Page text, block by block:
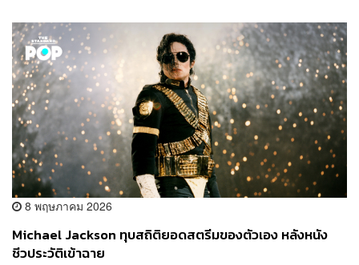
8 พฤษภาคม 2026
Michael Jackson ทุบสถิติยอดสตรีมของตัวเอง หลังหนัง
ชีวประวัติเข้าฉาย